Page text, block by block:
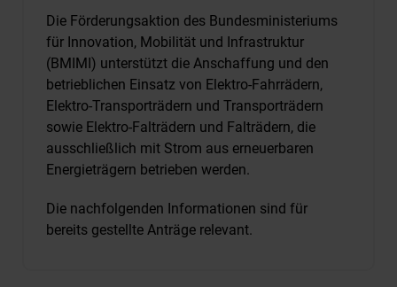
Die Förderungsaktion des Bundesministeriums
für Innovation, Mobilität und Infrastruktur
(BMIMI) unterstützt die Anschaffung und den
betrieblichen Einsatz von Elektro-Fahrrädern,
Elektro-Transporträdern und Transporträdern
sowie Elektro-Falträdern und Falträdern, die
ausschließlich mit Strom aus erneuerbaren
Energieträgern betrieben werden.
Die nachfolgenden Informationen sind für
bereits gestellte Anträge relevant.